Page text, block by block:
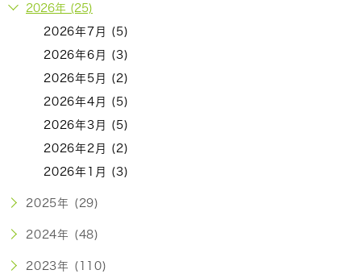
2026年 (25)
2026年7月 (5)
2026年6月 (3)
2026年5月 (2)
2026年4月 (5)
2026年3月 (5)
2026年2月 (2)
2026年1月 (3)
2025年 (29)
2024年 (48)
2023年 (110)